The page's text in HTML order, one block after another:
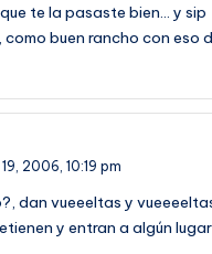
te la pasaste bien… y sip
buen rancho con eso
2006, 10:19 pm
dan vueeeltas y
y entran a algún